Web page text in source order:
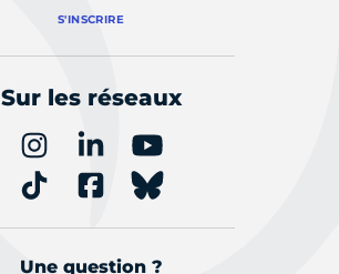
S'INSCRIRE
Sur les réseaux
Une question ?